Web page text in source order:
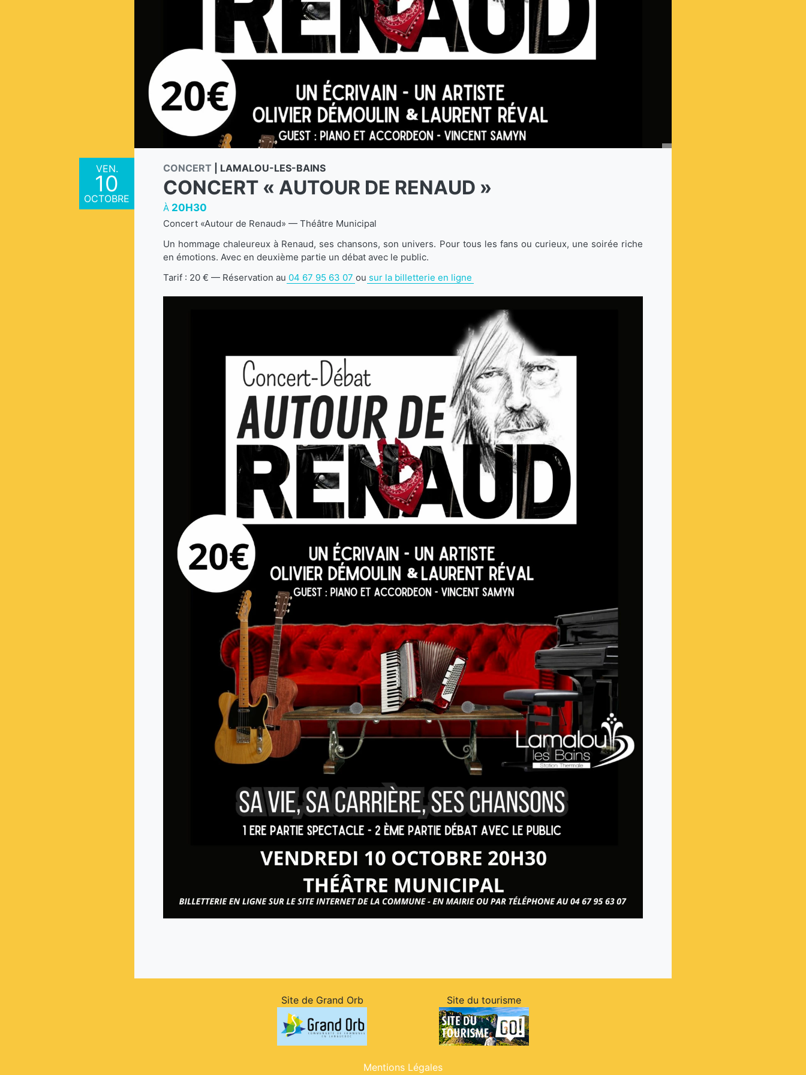
VEN.
10
OCTOBRE
CONCERT LAMALOU-LES-BAINS
CONCERT « AUTOUR DE RENAUD »
À 20H30
Concert «Autour de Renaud» — Théâtre Municipal
Un hommage chaleureux à Renaud, ses chansons, son univers. Pour tous les fans ou curieux, une soirée riche
en émotions. Avec en deuxième partie un débat avec le public.
Tarif : 20 € — Réservation au 04 67 95 63 07 ou sur la billetterie en ligne
Site de Grand Orb Site du tourisme
Mentions Légales